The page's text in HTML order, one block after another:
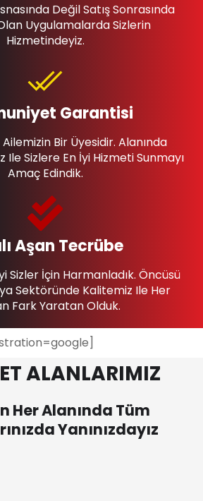
Aşan Tecrübe
Sizler İçin Harmanladık. Öncüsü
Sektöründe Kalitemiz Ile Her
Fark Yaratan Olduk.
Garantisi
Bir Üyesidir. Alanında
Ile Sizlere En İyi Hizmeti Sunmayı
Amaç Edindik.
Değil Satış Sonrasında
Uygulamalarda Sizlerin
Hizmetindeyiz.
ALANLARIMIZ
Her Alanında Tüm
Yanınızdayız